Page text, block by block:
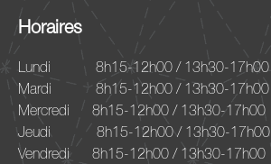
Horaires
Lundi
8h15-12h00 / 13h30-17h00
Mardi
8h15-12h00 / 13h30-17h00
Mercredi
8h15-12h00 / 13h30-17h00
Jeudi
8h15-12h00 / 13h30-17h00
Vendredi
8h15-12h00 / 13h30-17h00